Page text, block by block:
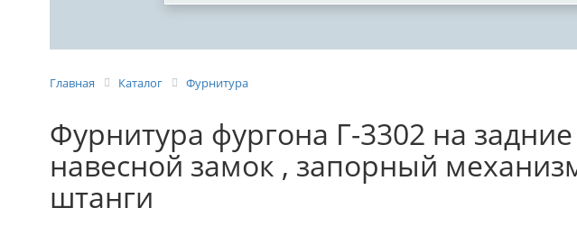
Главная Каталог Фурнитура
Фурнитура фургона Г-3302 на
навесной замок , запорный
штанги